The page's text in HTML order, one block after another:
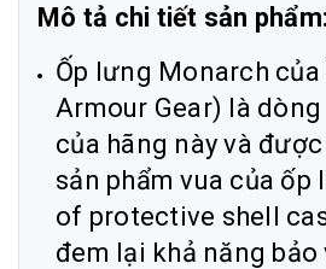
Mô tả chi tiết sản phẩm:
Ốp lưng Monarch của
Armour Gear) là
của hãng này và
sản phẩm vua của ốp
of protective shell
đem lại khả năng